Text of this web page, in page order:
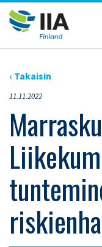
Siirry
sisältöön
›AJANKOHTAISET
TUNTEMINEN ON TÄRKEÄ
‹ Takaisin
11.11.2022